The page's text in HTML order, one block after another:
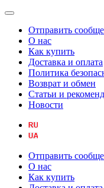
Отправить
О нас
Как купить
Доставка и оплата
Политика
Возврат и обмен
Статьи и
Новости
Отправить
О нас
Как купить